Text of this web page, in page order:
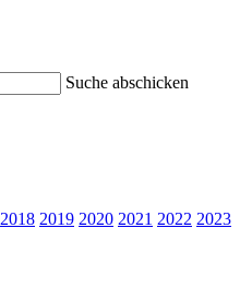
Suche abschicken
2018 2019 2020 2021 2022 2023